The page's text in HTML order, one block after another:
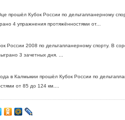
прошёл Кубок России по дельтапланерному
4 упражнения протяжённостями от...
России 2008 по дельтапланерному спорту. В
3 зачетных дня. ...
в Калмыкии прошёл Кубок России по
от 85 до 124 км....